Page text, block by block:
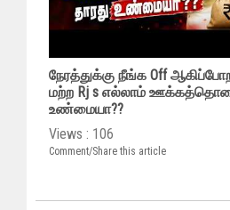
நேரத்துக்கு நீங்க Off
மற்ற Rj s எல்லாம்
உண்மையா??
Views : 106
Comment/Share this article